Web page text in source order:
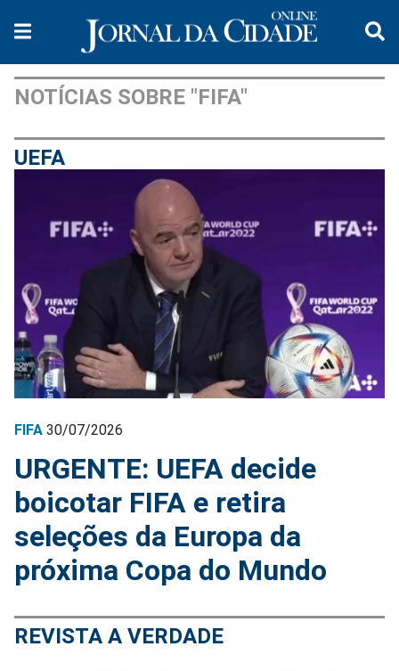
NOTÍCIAS SOBRE "FIFA"
UEFA
FIFA 30/07/2026
URGENTE: UEFA decide
boicotar FIFA e retira
seleções da Europa da
próxima Copa do Mundo
REVISTA A VERDADE